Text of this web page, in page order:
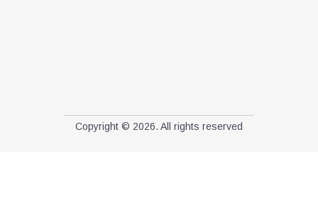
Copyright © 2026. All rights reserved